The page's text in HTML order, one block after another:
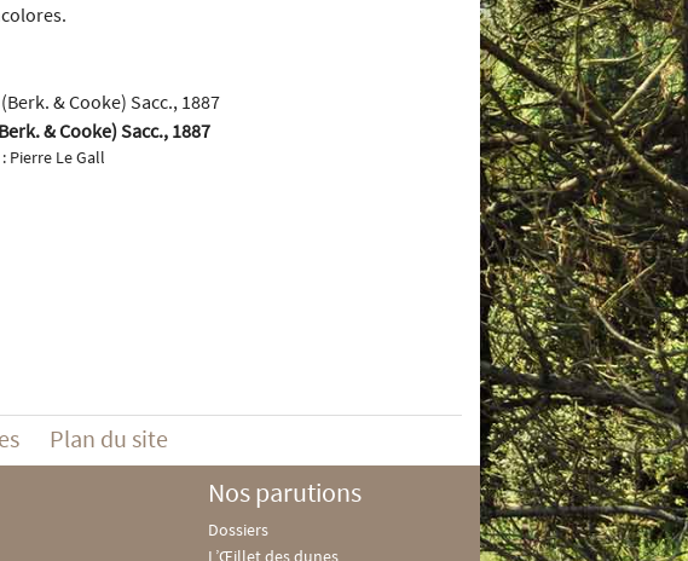
& Cooke) Sacc., 1887
Pierre Le Gall
Plan du site
Nos parutions
Dossiers
L’Œillet des dunes